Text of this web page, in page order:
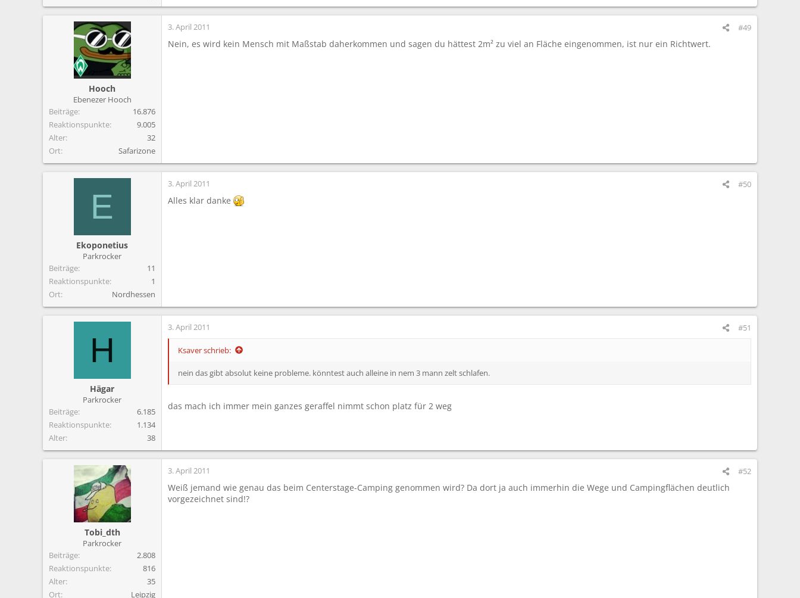
Hooch
Ebenezer Hooch
Beiträge
16.876
Reaktionspunkte
9.005
Alter
32
Ort
Safarizone
3. April 2011 #49
Nein, es wird kein Mensch mit Maßstab daherkommen und sagen du hättest 2m² zu viel an Fläche eingenommen, ist nur ein Richtwert.
E
Ekoponetius
Parkrocker
Beiträge
11
Reaktionspunkte
1
Ort
Nordhessen
3. April 2011 #50
Alles klar danke
H
Hägar
Parkrocker
Beiträge
6.185
Reaktionspunkte
1.134
Alter
38
3. April 2011 #51
Ksaver schrieb:
nein das gibt absolut keine probleme. könntest auch alleine in nem 3 mann zelt schlafen.
das mach ich immer mein ganzes geraffel nimmt schon platz für 2 weg
Tobi_dth
Parkrocker
Beiträge
2.808
Reaktionspunkte
816
Alter
35
Ort
Leipzig
3. April 2011 #52
Weiß jemand wie genau das beim Centerstage-Camping genommen wird? Da dort ja auch immerhin die Wege und Campingflächen deutlich
vorgezeichnet sind!?